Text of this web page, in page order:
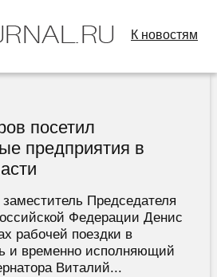
К новостям
посетил
предприятия в
Председателя
Федерации Денис
рабочей поездки в
и временно исполняющий
Виталий...